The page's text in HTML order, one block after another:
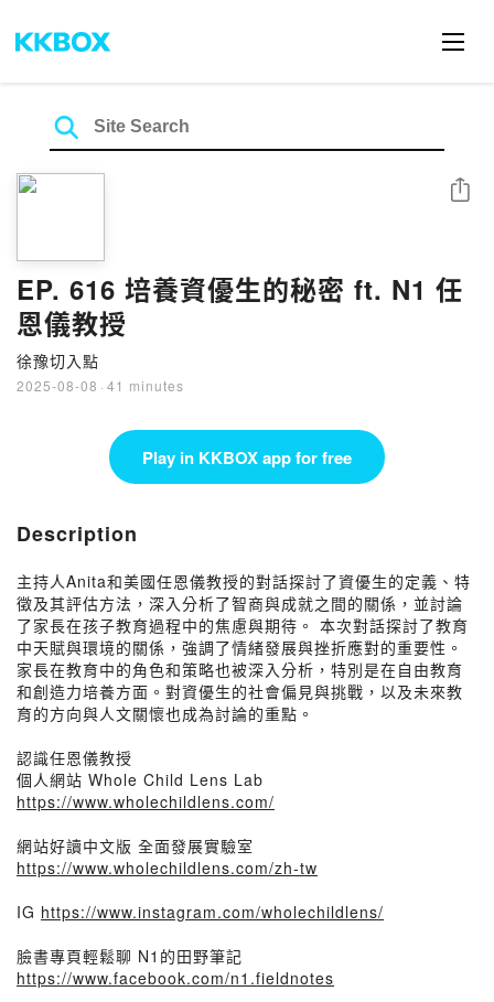
EP. 616 培養資優生的秘密 ft. N1 任
恩儀教授
徐豫切入點
2025-08-08 · 41 minutes
Share
Play in KKBOX app for free
Description
主持人Anita和美國任恩儀教授的對話探討了資優生的定義、特
徵及其評估方法，深入分析了智商與成就之間的關係，並討論
了家長在孩子教育過程中的焦慮與期待。 本次對話探討了教育
中天賦與環境的關係，強調了情緒發展與挫折應對的重要性。
家長在教育中的角色和策略也被深入分析，特別是在自由教育
和創造力培養方面。對資優生的社會偏見與挑戰，以及未來教
育的方向與人文關懷也成為討論的重點。
認識任恩儀教授
個人網站 Whole Child Lens Lab
https://www.wholechildlens.com/
網站好讀中文版 全面發展實驗室
https://www.wholechildlens.com/zh-tw
IG https://www.instagram.com/wholechildlens/
臉書專頁輕鬆聊 N1的田野筆記
https://www.facebook.com/n1.fieldnotes